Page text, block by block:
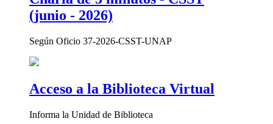
(junio - 2026)
Según Oficio 37-2026-CSST-UNAP
Acceso a la Biblioteca Virtual
Informa la Unidad de Biblioteca